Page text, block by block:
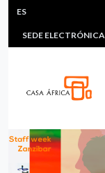
Pasar al contenido
HEADER
MULTIMEDIA
SEDE ELECTRÓNICA
ES